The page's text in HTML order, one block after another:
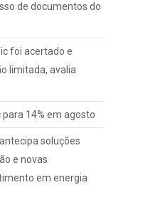
de documentos do
foi acertado e
limitada, avalia
14% em agosto
soluções
e novas
em energia